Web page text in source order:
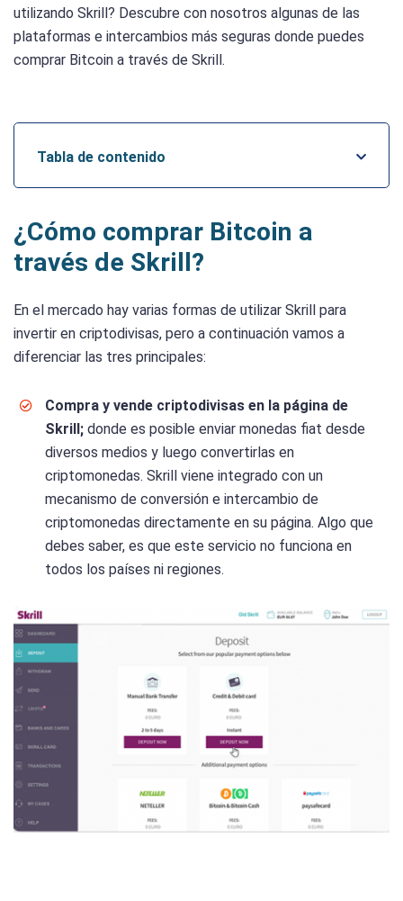
utilizando Skrill? Descubre con nosotros algunas de las
plataformas e intercambios más seguras donde puedes
comprar Bitcoin a través de Skrill.
Tabla de contenido
¿Cómo comprar Bitcoin a
través de Skrill?
En el mercado hay varias formas de utilizar Skrill para
invertir en criptodivisas, pero a continuación vamos a
diferenciar las tres principales:
Compra y vende criptodivisas en la página de
Skrill; donde es posible enviar monedas fiat desde
diversos medios y luego convertirlas en
criptomonedas. Skrill viene integrado con un
mecanismo de conversión e intercambio de
criptomonedas directamente en su página. Algo que
debes saber, es que este servicio no funciona en
todos los países ni regiones.